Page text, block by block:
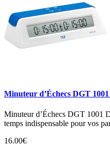
Minuteur d’Échecs DGT
Minuteur d’Échecs DGT 1001
temps indispensable pour vos
16.00€